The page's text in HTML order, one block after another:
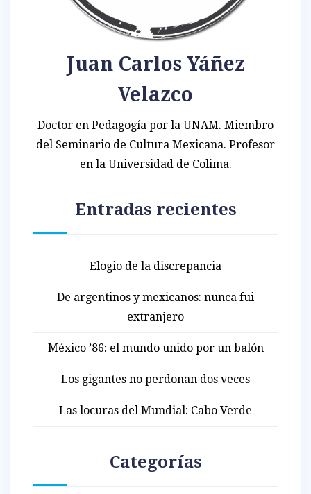
Juan Carlos Yáñez
Velazco
Doctor en Pedagogía por la UNAM. Miembro
del Seminario de Cultura Mexicana. Profesor
en la Universidad de Colima.
Entradas recientes
Elogio de la discrepancia
De argentinos y mexicanos: nunca fui
extranjero
México ’86: el mundo unido por un balón
Los gigantes no perdonan dos veces
Las locuras del Mundial: Cabo Verde
Categorías